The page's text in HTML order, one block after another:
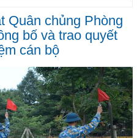
Quân chủng Phòng
bố và trao quyết
cán bộ